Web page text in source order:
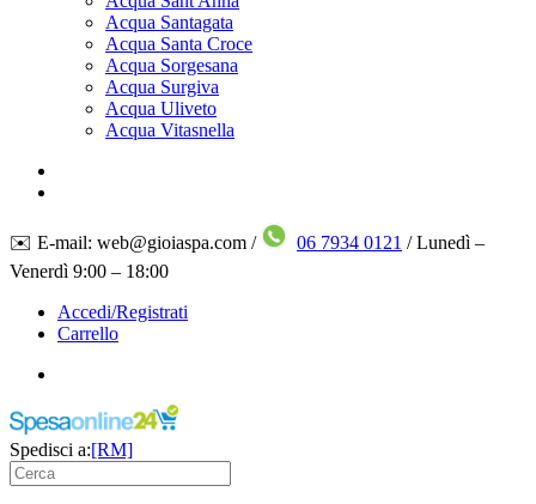
Acqua Santagata
Acqua Santa Croce
Acqua Sorgesana
Acqua Surgiva
Acqua Uliveto
Acqua Vitasnella
✉️ E-mail: web@gioiaspa.com / 06 7934 0121 / Lunedì –
Venerdì 9:00 – 18:00
Accedi/Registrati
Carrello
Spedisci a:[RM]